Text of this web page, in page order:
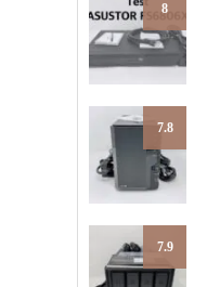
8
7.8
7.9